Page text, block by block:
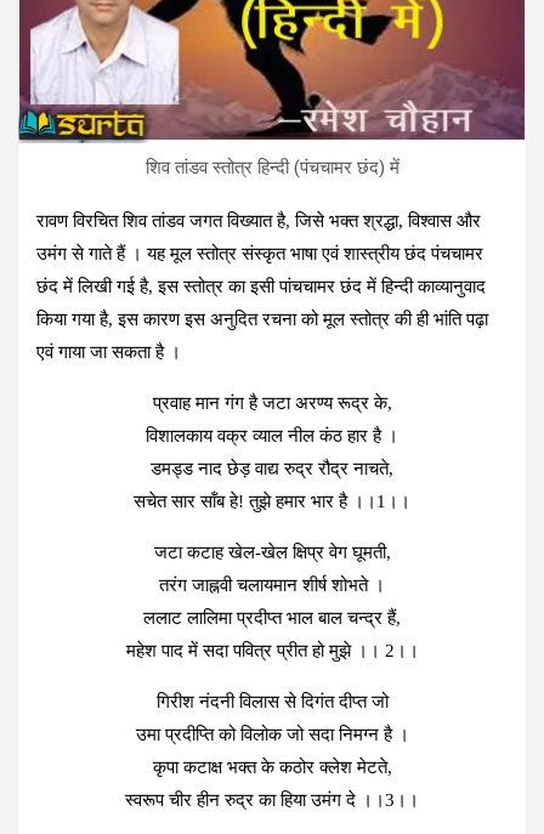
शिव तांडव स्‍तोत्र हिन्‍दी (पंचचामर छंद) में
रावण विरचित शिव तांडव जगत विख्‍यात है, जिसे भक्‍त श्रद्धा, विश्‍वास और
उमंग से गाते हैं । यह मूल स्‍तोत्र संस्‍कृत भाषा एवं शास्त्रीय छंद पंचचामर
छंद में लिखी गई है, इस स्‍तोत्र का इसी पांचचामर छंद में हिन्‍दी काव्‍यानुवाद
किया गया है, इस कारण इस अनुदित रचना को मूल स्‍तोत्र की ही भांति पढ़ा
एवं गाया जा सकता है ।
प्रवाह मान गंग है जटा अरण्य रूद्र के,
विशालकाय वक्र व्याल नील कंठ हार है ।
डमड्ड नाद छेड़ वाद्य रुद्र रौद्र नाचते,
सचेत सार सॉंब हे! तुझे हमार भार है ।।1।।
जटा कटाह खेल-खेल क्षिप्र वेग घूमती,
तरंग जाह्नवी चलायमान शीर्ष शोभते ।
ललाट लालिमा प्रदीप्त भाल बाल चन्‍द्र हैं,
महेश पाद में सदा पवित्र प्रीत हो मुझे ।। 2।।
गिरीश नंदनी विलास से दिगंत दीप्त जो
उमा प्रदीप्ति को विलोक जो सदा निमग्न है ।
कृपा कटाक्ष भक्‍त के कठोर क्‍लेश मेटते,
स्वरूप चीर हीन रुद्र का हिया उमंग दे ।।3।।